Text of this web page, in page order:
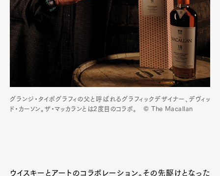
グランジ・タイポグラフィの父と呼ばれるグラフィックデザイナー、デヴィッ
ド・カーソン。ザ・マッカランとは2度目のコラボ。 © The Macallan
ウイスキーとアートのコラボレーション。その先駆けとなった